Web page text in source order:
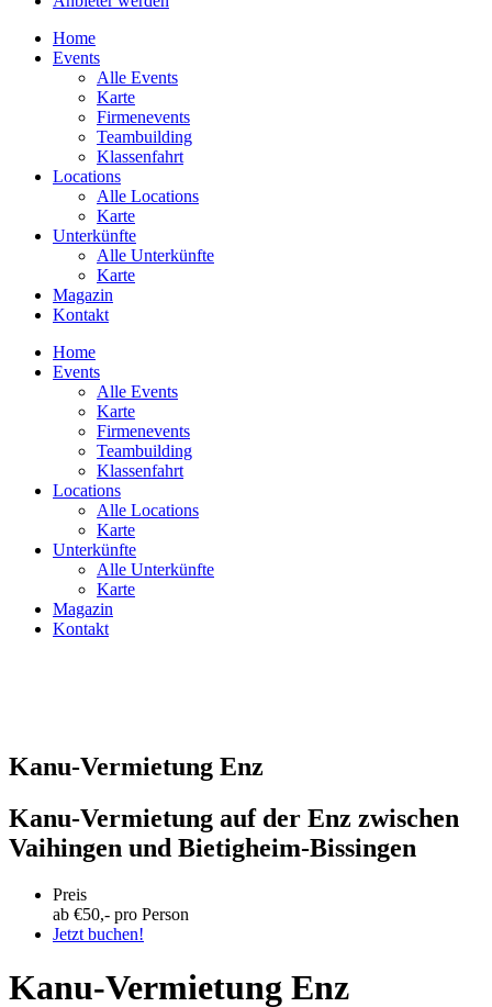
Home
Events
Alle Events
Karte
Firmenevents
Teambuilding
Klassenfahrt
Locations
Alle Locations
Karte
Unterkünfte
Alle Unterkünfte
Karte
Magazin
Kontakt
Home
Events
Alle Events
Karte
Firmenevents
Teambuilding
Klassenfahrt
Locations
Alle Locations
Karte
Unterkünfte
Alle Unterkünfte
Karte
Magazin
Kontakt
Kanu-Vermietung Enz
Kanu-Vermietung auf der Enz zwischen
Vaihingen und Bietigheim-Bissingen
Preis
ab €50,- pro Person
Jetzt buchen!
Kanu-Vermietung Enz